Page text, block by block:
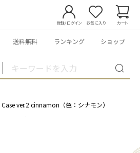
登録/ログイン お気に入り カート
送料無料 ランキング ショップ
ver.2 cinnamon（色：シナモン）